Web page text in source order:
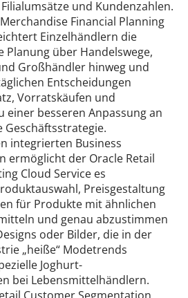
und Kundenzahlen.
Financial Planning
Einzelhändlern die
Planung über Handelswege,
Großhändler hinweg und
Entscheidungen
Vorratskäufen und
einer besseren Anpassung an
integrierten Business
ermöglicht der Oracle Retail
Cloud Service es
Preisgestaltung
für Produkte mit ähnlichen
und genau abzustimmen
oder Bilder, die in der
„heiße“ Modetrends
Joghurt-
bei Lebensmittelhändlern.